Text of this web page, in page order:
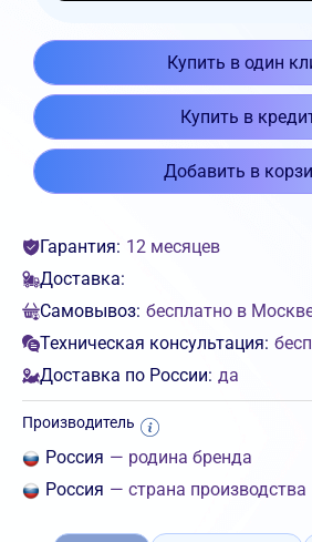
Купить в один
Купить в
Добавить в
Гарантия: 12 месяцев
Доставка:
Самовывоз: бесплатно в
Техническая консультация:
Доставка по России: да
Производитель
Россия — родина бренда
Россия — страна производства